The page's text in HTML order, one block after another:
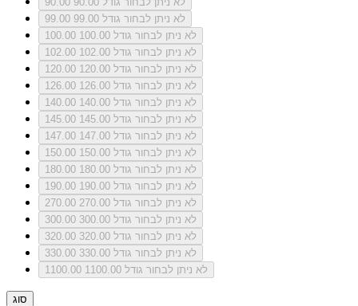
99.00
לא ניתן לבחור גודל 99.00
100.00
לא ניתן לבחור גודל 100.00
102.00
לא ניתן לבחור גודל 102.00
120.00
לא ניתן לבחור גודל 120.00
126.00
לא ניתן לבחור גודל 126.00
140.00
לא ניתן לבחור גודל 140.00
145.00
לא ניתן לבחור גודל 145.00
147.00
לא ניתן לבחור גודל 147.00
150.00
לא ניתן לבחור גודל 150.00
180.00
לא ניתן לבחור גודל 180.00
190.00
לא ניתן לבחור גודל 190.00
270.00
לא ניתן לבחור גודל 270.00
300.00
לא ניתן לבחור גודל 300.00
320.00
לא ניתן לבחור גודל 320.00
330.00
לא ניתן לבחור גודל 330.00
1100.00
לא ניתן לבחור גודל 1100.00
סוג